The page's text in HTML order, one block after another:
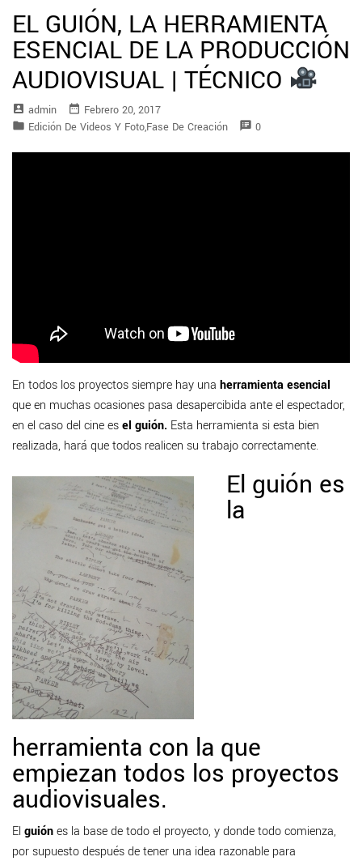
EL GUIÓN, LA HERRAMIENTA
ESENCIAL DE LA PRODUCCIÓN
AUDIOVISUAL | TÉCNICO
account_box Admin date_range Febrero 20, 2017
folder Edición De Videos Y Foto,Fase De Creación speaker_notes 0
En todos los proyectos siempre hay una herramienta esencial
que en muchas ocasiones pasa desapercibida ante el espectador,
en el caso del cine esel guión. Esta herramienta si esta bien
realizada, hará que todos realicen su trabajo correctamente.
El guión es
la
herramienta con la que
empiezan todos los proyectos
audiovisuales.
El guiónes la base de todo el proyecto, y donde todo comienza,
por supuesto después de tener una idea razonable para